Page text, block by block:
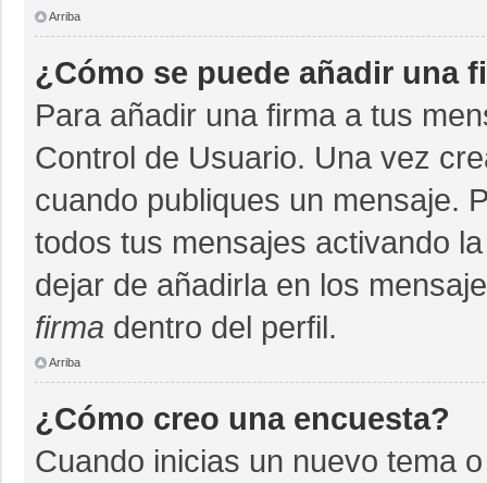
Arriba
¿Cómo se puede añadir una
Para añadir una firma a tus
Control de Usuario. Una vez
cuando publiques un mensaje.
todos tus mensajes activando
dejar de añadirla en los
firma dentro del perfil.
Arriba
¿Cómo creo una encuesta?
Cuando inicias un nuevo tema